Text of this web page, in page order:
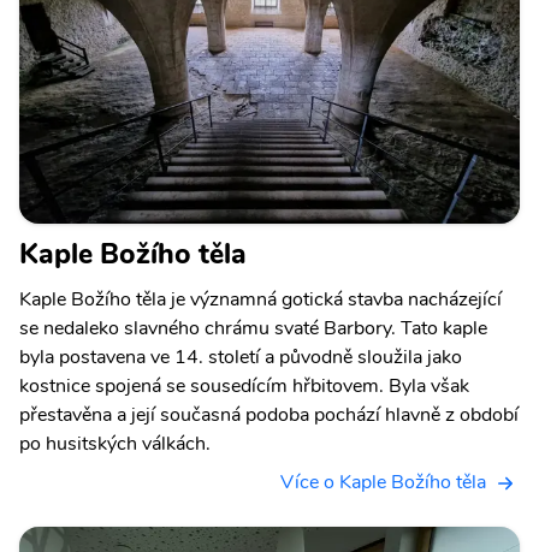
Kaple Božího těla
Kaple Božího těla je významná gotická stavba nacházející
se nedaleko slavného chrámu svaté Barbory. Tato kaple
byla postavena ve 14. století a původně sloužila jako
kostnice spojená se sousedícím hřbitovem. Byla však
přestavěna a její současná podoba pochází hlavně z období
po husitských válkách.
Více o Kaple Božího těla